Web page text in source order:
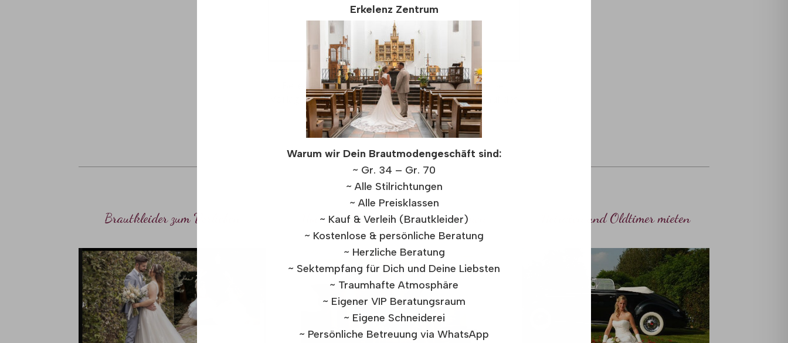
150 €
ab 150 km
Berechnungsgrundlage: Kürzeste Map-Route – bei
Vorlage des Personalausweises der Braut beim Kauf des
Kleides.
Brautkleiderzum Verlieben Hochzeitskleid in besonderen Räumen Heiraten undOldtimermieten
Erkelenz Zentrum
Warum wir Dein Brautmodengeschäft sind:
~ Gr. 34 – Gr. 70
~ Alle Stilrichtungen
~ Alle Preisklassen
~ Kauf & Verleih (Brautkleider)
~ Kostenlose & persönliche Beratung
~ Herzliche Beratung
~ Sektempfang für Dich und Deine Liebsten
~ Traumhafte Atmosphäre
~ Eigener VIP Beratungsraum
~ Eigene Schneiderei
~ Persönliche Betreuung via WhatsApp